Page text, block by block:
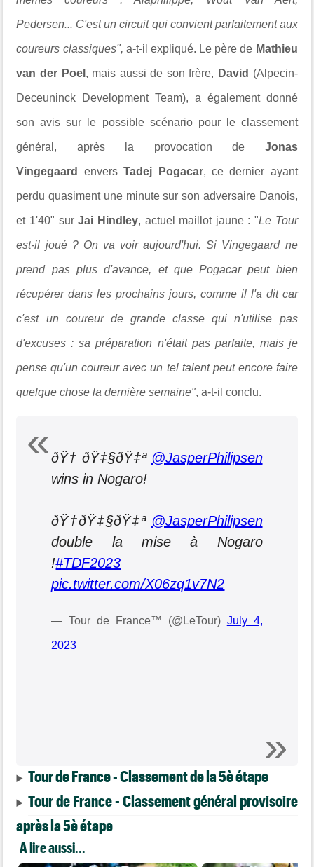
Pedersen... C'est un circuit qui convient parfaitement aux
coureurs classiques", a-t-il expliqué. Le père de Mathieu
van der Poel , mais aussi de son frère, David (Alpecin-
Deceuninck Development Team), a également donné
son avis sur le possible scénario pour le classement
général, après la provocation de Jonas
Vingegaard enversTadej Pogacar, ce dernier ayant
perdu quasiment une minute sur son adversaire Danois,
et 1'40" surJai Hindley, actuel maillot jaune : "Le Tour
est-il joué ? On va voir aujourd'hui. Si Vingegaard ne
prend pas plus d'avance, et que Pogacar peut bien
récupérer dans les prochains jours, comme il l'a dit car
c'est un coureur de grande classe qui n'utilise pas
d'excuses : sa préparation n'était pas parfaite, mais je
pense qu'un coureur avec un tel talent peut encore faire
quelque chose la dernière semaine", a-t-il conclu.
ðŸ† ðŸ‡§ðŸ‡ª @JasperPhilipsen
wins in Nogaro!
ðŸ†ðŸ‡§ðŸ‡ª @JasperPhilipsen
double la mise à Nogaro
!#TDF2023
pic.twitter.com/X06zq1v7N2
— Tour de France™ (@LeTour) July 4,
2023
Tour de France - Classement de la 5è étape
Tour de France - Classement général provisoire
après la 5è étape
A lire aussi...